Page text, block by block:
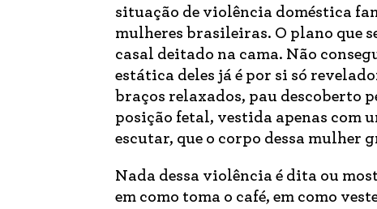
situação de violência doméstica
mulheres brasileiras. O plano que
casal deitado na cama. Não
estática deles já é por si só
braços relaxados, pau descoberto
posição fetal, vestida apenas com
escutar, que o corpo dessa mulher
Nada dessa violência é dita ou
em como toma o café, em como